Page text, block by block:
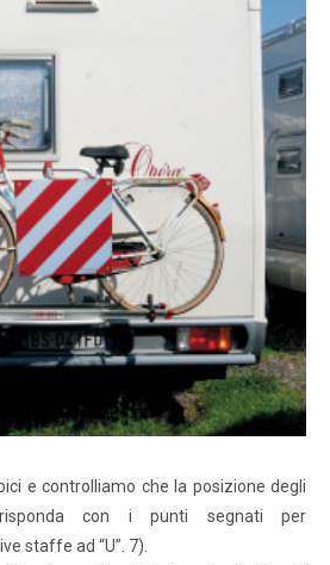
e controlliamo che la posizione degli
con i punti segnati per
staffe ad “U”. 7).